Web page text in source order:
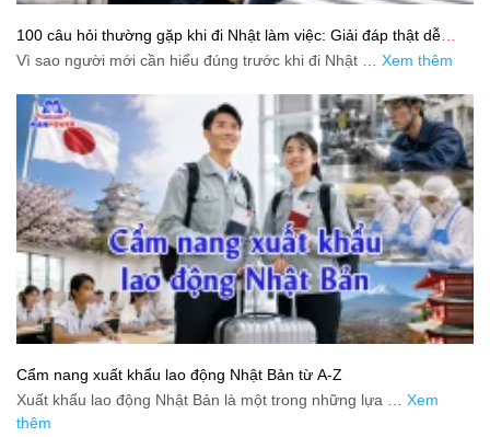
100 câu hỏi thường gặp khi đi Nhật làm việc: Giải đáp thật dễ
hiểu cho người mới bắt đầu
Vì sao người mới cần hiểu đúng trước khi đi Nhật … Xem thêm
Cẩm nang xuất khẩu lao động Nhật Bản từ A-Z
Xuất khẩu lao động Nhật Bản là một trong những lựa … Xem
thêm